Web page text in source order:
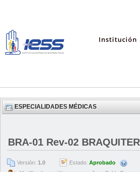
Institución
ESPECIALIDADES MÉDICAS
BRA-01 Rev-02
Versión: 1.0 Estado: Aprobado